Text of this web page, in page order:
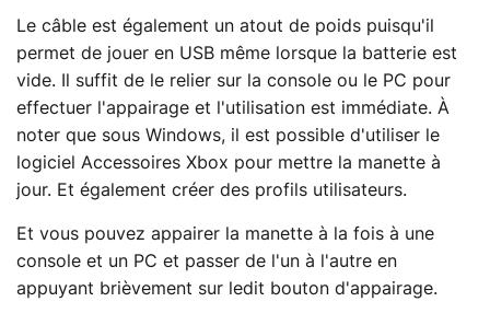
Le câble est également un atout de poids puisqu'il
permet de jouer en USB même lorsque la batterie est
vide. Il suffit de le relier sur la console ou le PC pour
effectuer l'appairage et l'utilisation est immédiate. À
noter que sous Windows, il est possible d'utiliser le
logiciel Accessoires Xbox pour mettre la manette à
jour. Et également créer des profils utilisateurs.
Et vous pouvez appairer la manette à la fois à une
console et un PC et passer de l'un à l'autre en
appuyant brièvement sur ledit bouton d'appairage.